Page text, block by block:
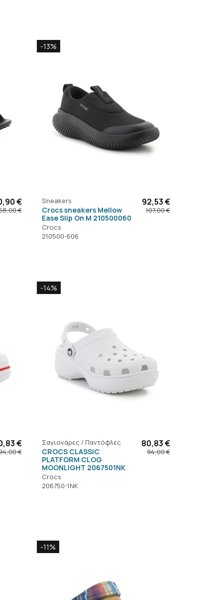
€
€
-13%
Sneakers
Crocs sneakers Mellow
Ease Slip On M 210500060
Crocs
210500-606
92,53 €
107,00 €
€
€
-14%
Σαγιονάρες / Παντόφλες
CROCS CLASSIC
PLATFORM CLOG
MOONLIGHT 2067501NK
Crocs
206750-1NK
80,83 €
94,00 €
-11%